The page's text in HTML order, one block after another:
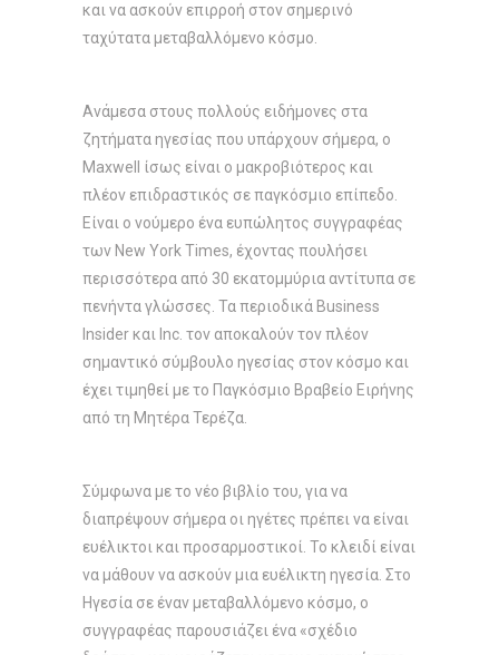
και να ασκούν επιρροή στον σημερινό
ταχύτατα μεταβαλλόμενο κόσμο.
Ανάμεσα στους πολλούς ειδήμονες στα
ζητήματα ηγεσίας που υπάρχουν σήμερα, ο
Maxwell ίσως είναι ο μακροβιότερος και
πλέον επιδραστικός σε παγκόσμιο επίπεδο.
Είναι ο νούμερο ένα ευπώλητος συγγραφέας
των New York Times, έχοντας πουλήσει
περισσότερα από 30 εκατομμύρια αντίτυπα σε
πενήντα γλώσσες. Τα περιοδικά Business
Insider και Inc. τον αποκαλούν τον πλέον
σημαντικό σύμβουλο ηγεσίας στον κόσμο και
έχει τιμηθεί με το Παγκόσμιο Βραβείο Ειρήνης
από τη Μητέρα Τερέζα.
Σύμφωνα με το νέο βιβλίο του, για να
διαπρέψουν σήμερα οι ηγέτες πρέπει να είναι
ευέλικτοι και προσαρμοστικοί. Το κλειδί είναι
να μάθουν να ασκούν μια ευέλικτη ηγεσία. Στο
Ηγεσία σε έναν μεταβαλλόμενο κόσμο, ο
συγγραφέας παρουσιάζει ένα «σχέδιο